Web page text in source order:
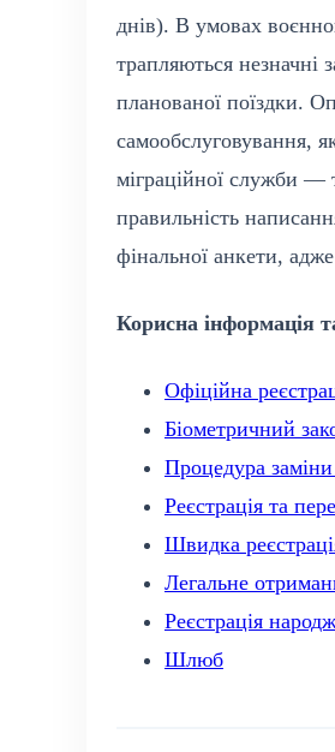
днів). В умовах
трапляються незначні
планованої поїздки.
самообслуговування,
міграційної служби —
правильність
фінальної анкети,
Корисна інформація
Офіційна
Біометричний
Процедура
Реєстрація та
Швидка
Легальне
Реєстрація
Шлюб